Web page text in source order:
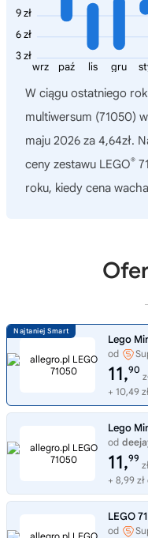
9 zł
6 zł
3 zł
gru
lis
paź
wrz
W ciągu ostatniego
multiwersum (71050)
maju 2026 za 4,64zł.
ceny zestawu LEGO®
roku, kiedy cena
od
11,90
+ 10,49
od
11,99
+ 8,99
od